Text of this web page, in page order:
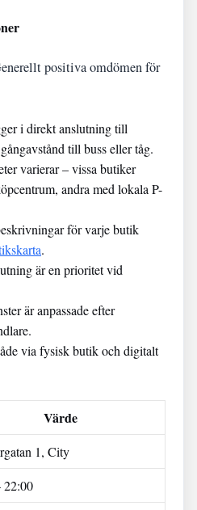
positiva omdömen för
i direkt anslutning till
till buss eller tåg.
varierar – vissa butiker
andra med lokala P-
för varje butik
.
är en prioritet vid
är anpassade efter
via fysisk butik och digitalt
Värde
1, City
22:00